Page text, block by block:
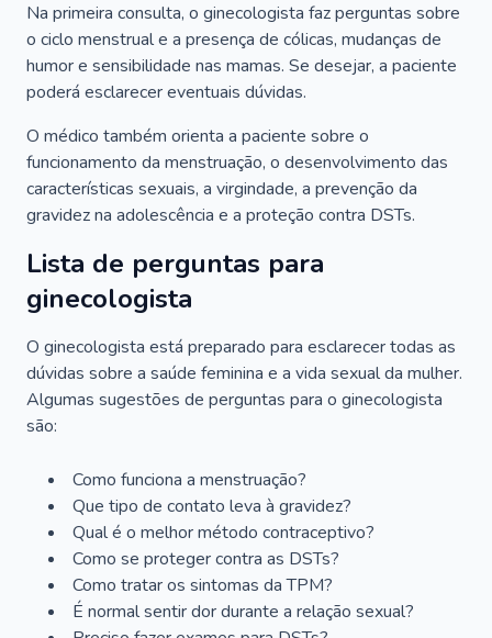
Na primeira consulta, o ginecologista faz perguntas sobre
o ciclo menstrual e a presença de cólicas, mudanças de
humor e sensibilidade nas mamas. Se desejar, a paciente
poderá esclarecer eventuais dúvidas.
O médico também orienta a paciente sobre o
funcionamento da menstruação, o desenvolvimento das
características sexuais, a virgindade, a prevenção da
gravidez na adolescência e a proteção contra DSTs.
Lista de perguntas para
ginecologista
O ginecologista está preparado para esclarecer todas as
dúvidas sobre a saúde feminina e a vida sexual da mulher.
Algumas sugestões de perguntas para o ginecologista
são:
Como funciona a menstruação?
Que tipo de contato leva à gravidez?
Qual é o melhor método contraceptivo?
Como se proteger contra as DSTs?
Como tratar os sintomas da TPM?
É normal sentir dor durante a relação sexual?